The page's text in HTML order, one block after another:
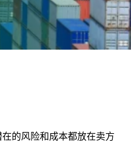
的风险和成本都放在卖方